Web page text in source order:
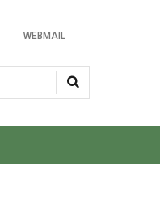
WEBMAIL